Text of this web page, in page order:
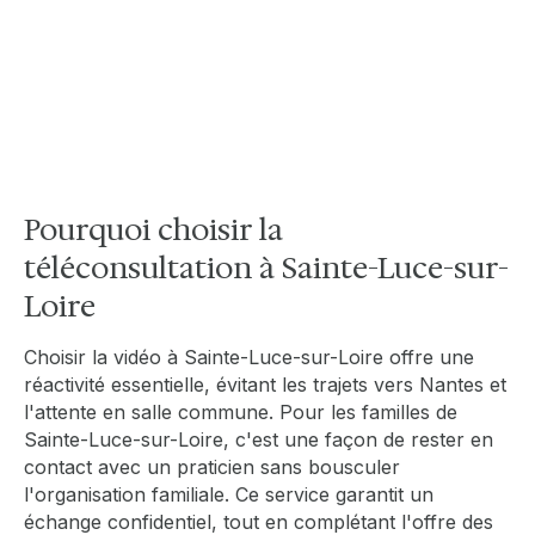
Pourquoi choisir la
téléconsultation à Sainte-Luce-sur-
Loire
Choisir la vidéo à Sainte-Luce-sur-Loire offre une
réactivité essentielle, évitant les trajets vers Nantes et
l'attente en salle commune. Pour les familles de
Sainte-Luce-sur-Loire, c'est une façon de rester en
contact avec un praticien sans bousculer
l'organisation familiale. Ce service garantit un
échange confidentiel, tout en complétant l'offre des